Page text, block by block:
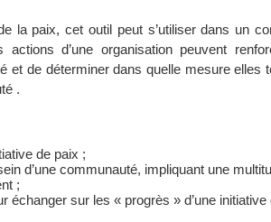
la paix, cet outil peut s’utiliser dans un
d’une organisation peuvent
et de déterminer dans quelle mesure elles
.
de paix ;
d’une communauté, impliquant une
;
échanger sur les « progrès » d’une initiative